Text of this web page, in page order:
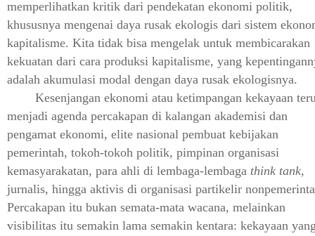
memperlihatkan kritik dari pendekatan ekonomi politik,
khususnya mengenai daya rusak ekologis dari sistem
kapitalisme. Kita tidak bisa mengelak untuk membicarakan
kekuatan dari cara produksi kapitalisme, yang
adalah akumulasi modal dengan daya rusak ekologisnya.
Kesenjangan ekonomi atau ketimpangan kekayaan
menjadi agenda percakapan di kalangan akademisi dan
pengamat ekonomi, elite nasional pembuat kebijakan
pemerintah, tokoh-tokoh politik, pimpinan organisasi
kemasyarakatan, para ahli di lembaga-lembaga think tank,
jurnalis, hingga aktivis di organisasi partikelir
Percakapan itu bukan semata-mata wacana, melainkan
visibilitas itu semakin lama semakin kentara: kekayaan